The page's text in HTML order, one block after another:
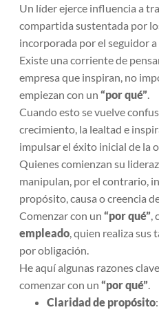
Un líder ejerce influencia a
compartida sustentada por
incorporada por el seguidor
Existe una corriente de
empresa que inspiran, no
empiezan con un “por qué”.
Cuando esto se vuelve
crecimiento, la lealtad e
impulsar el éxito inicial de la
Quienes comienzan su
manipulan, por el contrario,
propósito, causa o creencia
Comenzar con un “por qué”,
empleado, quien realiza sus
por obligación.
He aquí algunas razones
comenzar con un “por qué”.
Claridad de propósito